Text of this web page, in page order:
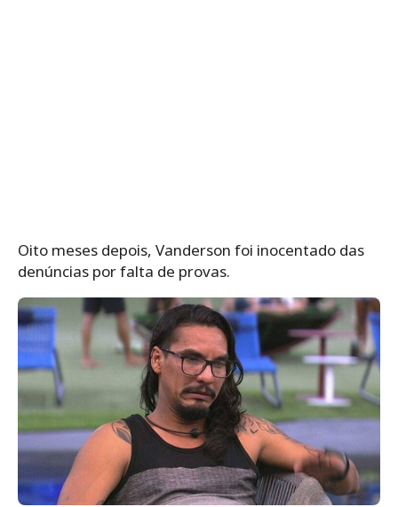
Oito meses depois, Vanderson foi inocentado das
denúncias por falta de provas.